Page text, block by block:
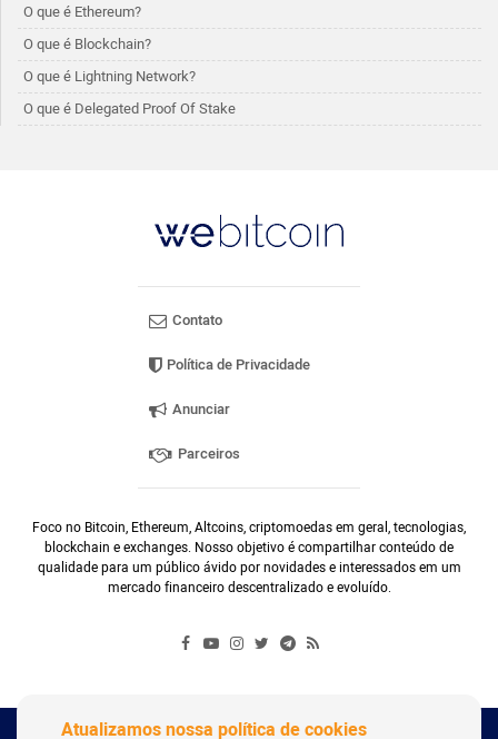
O que é Ethereum?
O que é Blockchain?
O que é Lightning Network?
O que é Delegated Proof Of Stake
Contato
Política de Privacidade
Anunciar
Parceiros
Foco no Bitcoin, Ethereum, Altcoins, criptomoedas em geral, tecnologias,
blockchain e exchanges. Nosso objetivo é compartilhar conteúdo de
qualidade para um público ávido por novidades e interessados em um
mercado financeiro descentralizado e evoluído.
Atualizamos nossa política de cookies